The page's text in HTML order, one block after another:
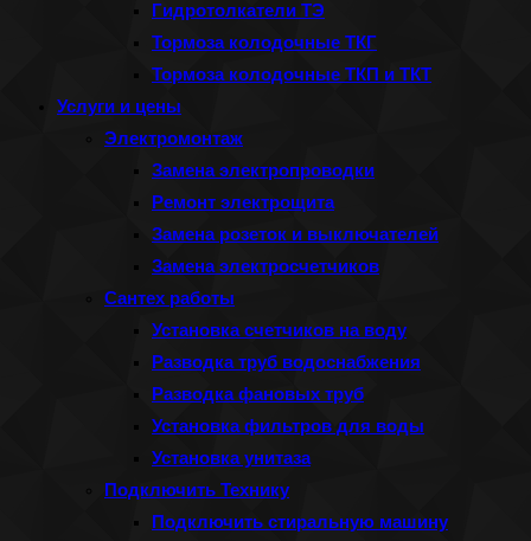
Гидротолкатели ТЭ
Тормоза колодочные ТКГ
Тормоза колодочные ТКП и ТКТ
Услуги и цены
Электромонтаж
Замена электропроводки
Ремонт электрощита
Замена розеток и выключателей
Замена электросчетчиков
Сантех работы
Установка счетчиков на воду
Разводка труб водоснабжения
Разводка фановых труб
Установка фильтров для воды
Установка унитаза
Подключить Технику
Подключить стиральную машину